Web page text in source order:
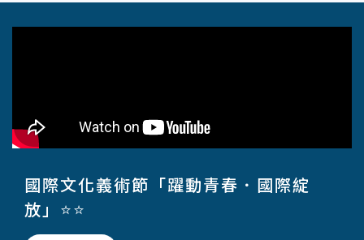
國際文化義術節「躍動青春．國際綻
放」⭐⭐